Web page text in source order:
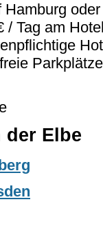
/ Tag am
der Elbe